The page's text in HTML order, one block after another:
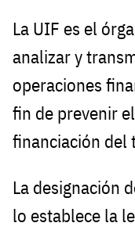
La UIF es el
analizar y
operaciones
fin de prevenir
financiación del
La designación
lo establece la